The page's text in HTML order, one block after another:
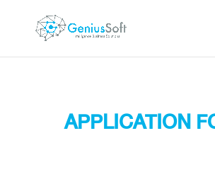
APPLICATION